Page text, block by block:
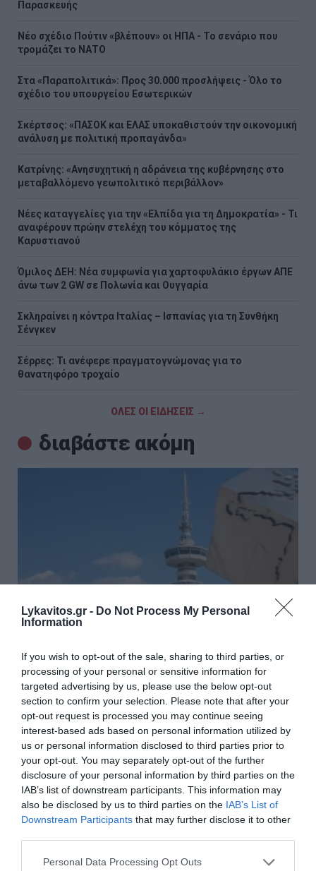
Lykavitos.gr - Do Not Process My Personal
Information
If you wish to opt-out of the sale, sharing to third parties, or
processing of your personal or sensitive information for
targeted advertising by us, please use the below opt-out
section to confirm your selection. Please note that after your
opt-out request is processed you may continue seeing
interest-based ads based on personal information utilized by
us or personal information disclosed to third parties prior to
your opt-out. You may separately opt-out of the further
disclosure of your personal information by third parties on the
IAB’s list of downstream participants. This information may
also be disclosed by us to third parties on the IAB’s List of
Downstream Participants that may further disclose it to other
Please note that this website/app uses one or more Google
Personal Data Processing Opt Outs
Παρασκευής
Νέο σχέδιο Πούτιν «βλέπουν» οι ΗΠΑ - Το σενάριο που
τρομάζει το ΝΑΤΟ
Στα «Παραπολιτικά»: Προς 30.000 προσλήψεις - Όλο το
σχέδιο του υπουργείου Εσωτερικών
Σκέρτσος: «ΠΑΣΟΚ και ΕΛΑΣ υποκαθιστούν την οικονομική
ανάλυση με πολιτική προπαγάνδα»
Κατρίνης: «Ανησυχητική η αδράνεια της κυβέρνησης στο
μεταβαλλόμενο γεωπολιτικό περιβάλλον»
Νέες καταγγελίες για την «Ελπίδα για τη Δημοκρατία» - Τι
αναφέρουν πρώην στελέχη του κόμματος της
Καρυστιανού
Όμιλος ΔΕΗ: Νέα συμφωνία για χαρτοφυλάκιο έργων ΑΠΕ
άνω των 2 GW σε Πολωνία και Ουγγαρία
Σκληραίνει η κόντρα Ιταλίας – Ισπανίας για τη Συνθήκη
Σένγκεν
Σέρρες: Τι ανέφερε πραγματογνώμονας για το
θανατηφόρο τροχαίο
ΟΛΕΣ ΟΙ ΕΙΔΗΣΕΙΣ →
διαβάστε ακόμη
Μείωση φορολογίας, εκπτώσεις στον ΕΝΦΙΑ
και κίνητρα για επενδύσεις στο φετινό καλάθι
της ΔΕΘ
Η αντίστροφη μέτρηση για τη Διεθνή Έκθεση
Θεσσαλονίκης έχει ξεκινήσει και μαζί της εντείνονται οι
πιέσεις της αγοράς προς την κυβέρνηση για ένα πακέτο
παρεμβάσεων με φορολογικό και...
05 Αυγούστου 2026